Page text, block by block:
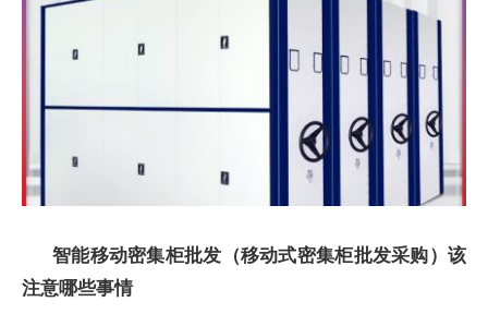
智能移动密集柜批发（移动式密集柜批发采购）该
注意哪些事情